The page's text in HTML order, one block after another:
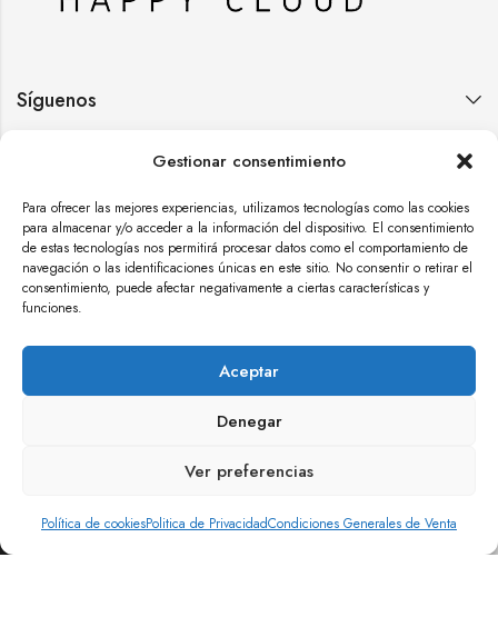
Gestionar consentimiento
Para ofrecer las mejores experiencias, utilizamos tecnologías como las cookies
para almacenar y/o acceder a la información del dispositivo. El consentimiento
de estas tecnologías nos permitirá procesar datos como el comportamiento de
navegación o las identificaciones únicas en este sitio. No consentir o retirar el
consentimiento, puede afectar negativamente a ciertas características y
funciones.
Aceptar
Denegar
Ver preferencias
Política de cookiesPolitica de PrivacidadCondiciones Generales de Venta
AÑADIR AL CARRITO CÓMPRALO YA
Síguenos
Sobre HappyCloud
Información
Atención al cliente
Kit Digital